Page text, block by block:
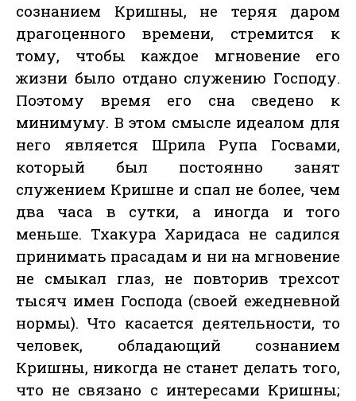
сознанием Кришны, не теряя даром
драгоценного времени, стремится к
тому, чтобы каждое мгновение его
жизни было отдано служению Господу.
Поэтому время его сна сведено к
минимуму. В этом смысле идеалом для
него является Шрила Рупа Госвами,
который был постоянно занят
служением Кришне и спал не более, чем
два часа в сутки, а иногда и того
меньше. Тхакура Харидаса не садился
принимать прасадам и ни на мгновение
не смыкал глаз, не повторив трехсот
тысяч имен Господа (своей ежедневной
нормы). Что касается деятельности, то
человек, обладающий сознанием
Кришны, никогда не станет делать того,
что не связано с интересами Кришны;